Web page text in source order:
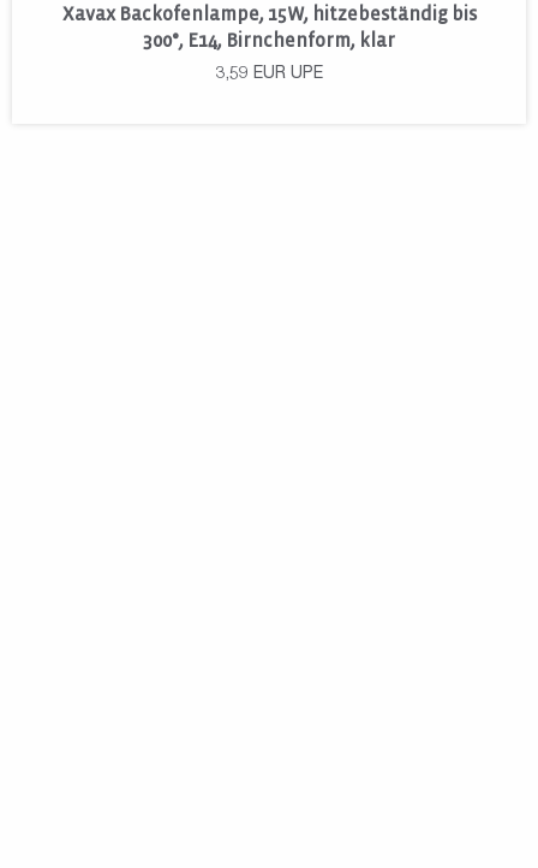
Xavax Backofenlampe, 15W, hitzebeständig bis
300°, E14, Birnchenform, klar
3,59 EUR UPE